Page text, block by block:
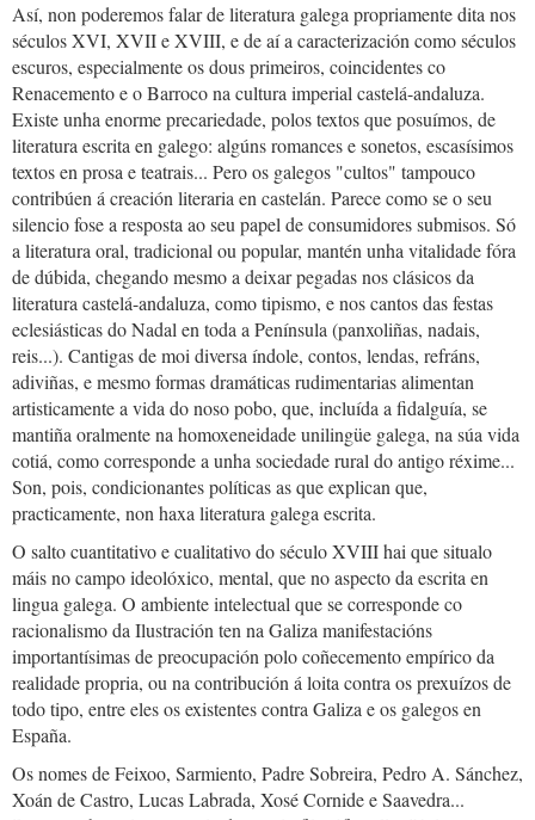
Así, non poderemos falar de literatura galega propriamente dita nos
séculos XVI, XVII e XVIII, e de aí a caracterización como séculos
escuros, especialmente os dous primeiros, coincidentes co
Renacemento e o Barroco na cultura imperial castelá-andaluza.
Existe unha enorme precariedade, polos textos que posuímos, de
literatura escrita en galego: algúns romances e sonetos, escasísimos
textos en prosa e teatrais... Pero os galegos "cultos" tampouco
contribúen á creación literaria en castelán. Parece como se o seu
silencio fose a resposta ao seu papel de consumidores submisos. Só
a literatura oral, tradicional ou popular, mantén unha vitalidade fóra
de dúbida, chegando mesmo a deixar pegadas nos clásicos da
literatura castelá-andaluza, como tipismo, e nos cantos das festas
eclesiásticas do Nadal en toda a Península (panxoliñas, nadais,
reis...). Cantigas de moi diversa índole, contos, lendas, refráns,
adiviñas, e mesmo formas dramáticas rudimentarias alimentan
artisticamente a vida do noso pobo, que, incluída a fidalguía, se
mantiña oralmente na homoxeneidade unilingüe galega, na súa vida
cotiá, como corresponde a unha sociedade rural do antigo réxime...
Son, pois, condicionantes políticas as que explican que,
practicamente, non haxa literatura galega escrita.
O salto cuantitativo e cualitativo do século XVIII hai que situalo
máis no campo ideolóxico, mental, que no aspecto da escrita en
lingua galega. O ambiente intelectual que se corresponde co
racionalismo da Ilustración ten na Galiza manifestacións
importantísimas de preocupación polo coñecemento empírico da
realidade propria, ou na contribución á loita contra os prexuízos de
todo tipo, entre eles os existentes contra Galiza e os galegos en
España.
Os nomes de Feixoo, Sarmiento, Padre Sobreira, Pedro A. Sánchez,
Xoán de Castro, Lucas Labrada, Xosé Cornide e Saavedra...